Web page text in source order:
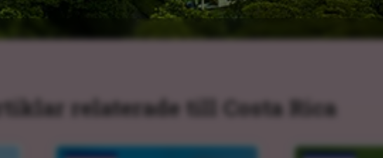
relaterade till Costa Rica